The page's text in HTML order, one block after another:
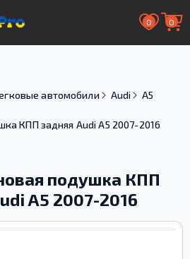
0 0
автомобили Audi
A5
КПП задняя Audi A5 2007-2016
подушка КПП
A5 2007-2016